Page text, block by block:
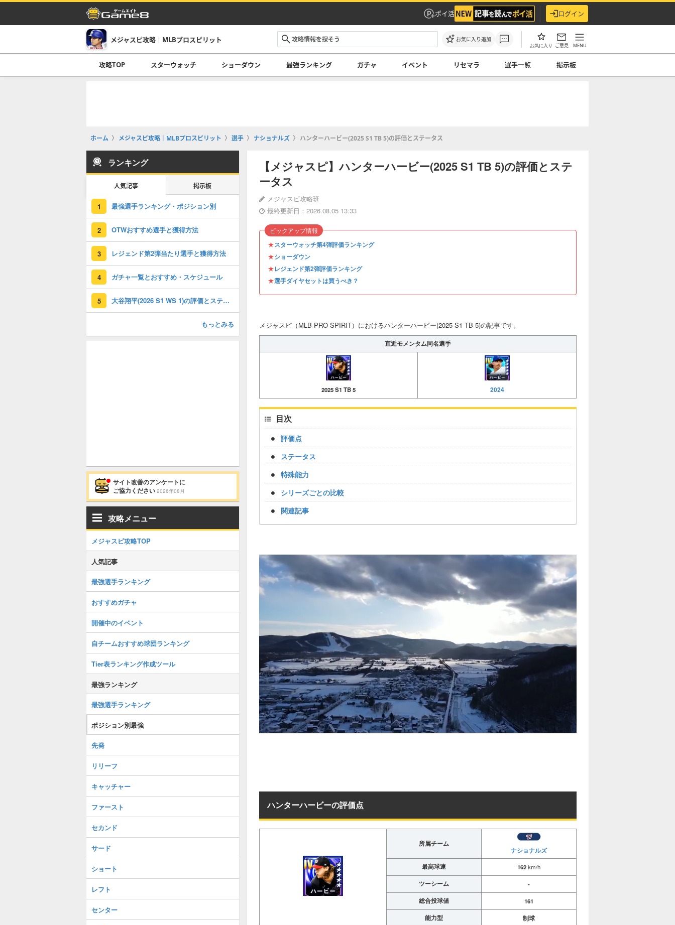
ポイ活 ログイン
メジャスピ攻略｜MLBプロスピリット お気に入り追加
お気に入り ご意見 MENU
攻略TOP スターウォッチ ショーダウン 最強ランキング ガチャ イベント リセマラ 選手一覧 掲示板
ホーム メジャスピ攻略｜MLBプロスピリット 選手 ナショナルズ ハンターハービー(2025 S1 TB 5)の評価とステータス
【メジャスピ】ハンターハービー(2025 S1 TB 5)の評価とステ
ータス
メジャスピ攻略班
最終更新日：2026.08.05 13:33
★スターウォッチ第4弾評価ランキング
★ショーダウン
★レジェンド第2弾評価ランキング
★選手ダイヤセットは買うべき？
ピックアップ情報
メジャスピ（MLB PRO SPIRIT）におけるハンターハービー(2025 S1 TB 5)の記事です。
直近モメンタム同名選手
2025 S1 TB 5 2024
目次
評価点
ステータス
特殊能力
シリーズごとの比較
関連記事
ハンターハービーの評価点
所属チーム
ナショナルズ
最高球速 162km/h
ツーシーム
-
総合投球値
161
能力型
制球
ランキング
人気記事 掲示板
1 最強選手ランキング・ポジション別
2 OTWおすすめ選手と獲得方法
3 レジェンド第2弾当たり選手と獲得方法
4 ガチャ一覧とおすすめ・スケジュール
5 大谷翔平(2026 S1 WS 1)の評価とステータス
もっとみる
サイト改善のアンケートに
ご協力ください 2026年08月
攻略メニュー
メジャスピ攻略TOP
人気記事
最強選手ランキング
おすすめガチャ
開催中のイベント
自チームおすすめ球団ランキング
Tier表ランキング作成ツール
最強ランキング
最強選手ランキング
ポジション別最強
先発
リリーフ
キャッチャー
ファースト
セカンド
サード
ショート
レフト
センター